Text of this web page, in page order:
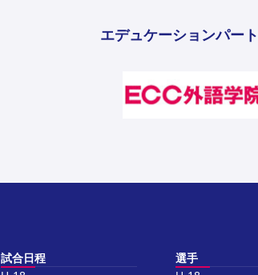
エデュケーションパー
試合日程
選手